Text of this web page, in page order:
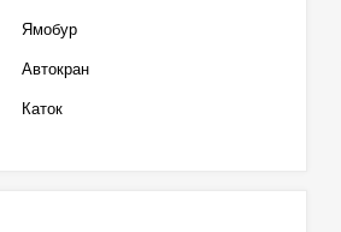
Ямобур
Автокран
Каток